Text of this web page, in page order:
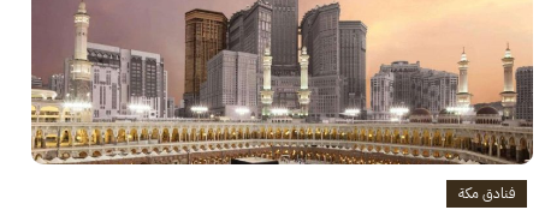
فنادق مكة